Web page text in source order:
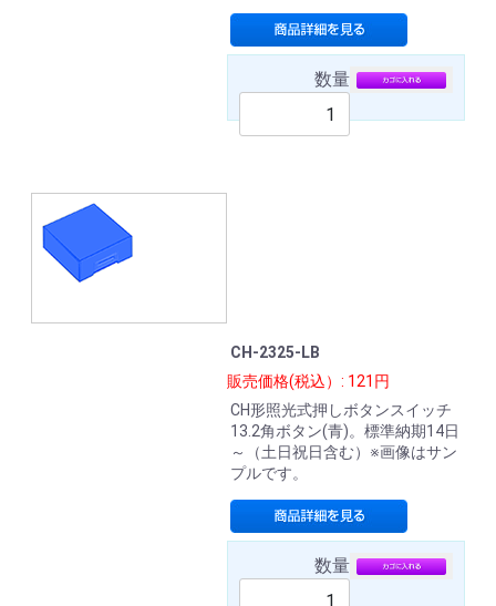
数量
CH-2325-LB
販売価格(税込）: 121円
CH形照光式押しボタンスイッチ
13.2角ボタン(青)。標準納期14日
～（土日祝日含む）※画像はサン
プルです。
数量